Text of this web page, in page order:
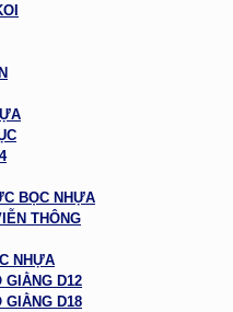
BỌC NHỰA
THÔNG
NHỰA
GIẰNG D12
GIẰNG D18